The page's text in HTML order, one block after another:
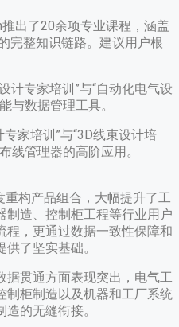
出了20余项专业课程，涵盖
完整知识链路。建议用户根
计专家培训”与“自动化电气设
与数据管理工具。
家培训”与“3D线束设计培
线管理器的高阶应用。
构产品组合，大幅提升了工
制造、控制柜工程等行业用户
程，更通过数据一致性保障和
了坚实基础。
贯通方面表现突出，电气工
制柜制造以及机器和工厂系统
的无缝衔接。